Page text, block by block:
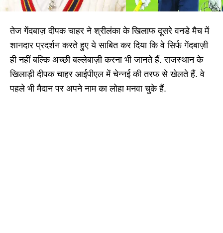
तेज गेंदबाज़ दीपक चाहर ने श्रीलंका के खिलाफ दूसरे वनडे मैच में
शानदार प्रदर्शन करते हुए ये साबित कर दिया कि वे सिर्फ गेंदबाज़ी
ही नहीं बल्कि अच्छी बल्लेबाज़ी करना भी जानते हैं. राजस्थान के
खिलाड़ी दीपक चाहर आईपीएल में चेन्नई की तरफ से खेलते हैं. वे
पहले भी मैदान पर अपने नाम का लोहा मनवा चुके हैं.